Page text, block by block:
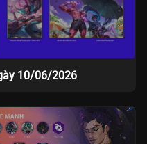
10/06/2026